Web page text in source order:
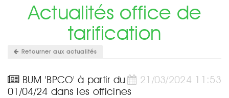
Retourner aux actualités
Actualités office de
tarification
21/03/2024 11:53
BUM 'BPCO' à partir du
01/04/24 dans les officines